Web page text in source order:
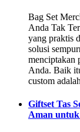
Bag Set
Anda Tak
yang praktis
solusi
menciptakan
Anda. Baik
custom
Giftset Tas
Aman